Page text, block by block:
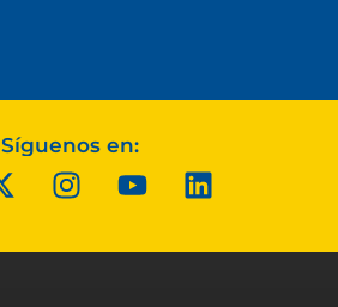
Síguenos en: